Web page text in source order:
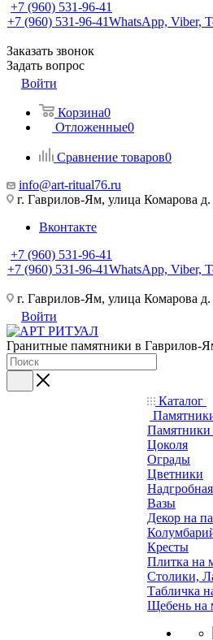
+7 (960) 531-96-41
+7 (960) 531-96-41WhatsApp, Viber,
Заказать звонок
Задать вопрос
Войти
Корзина0
Отложенные0
Сравнение товаров0
info@art-ritual76.ru
г. Гаврилов-Ям, улица Комарова д.
Вконтакте
+7 (960) 531-96-41
+7 (960) 531-96-41WhatsApp, Viber,
г. Гаврилов-Ям, улица Комарова д.
Войти
Гранитные памятники в Гаврилов-
Каталог
Памятники
Цоколя
Ограды
Цветники
Вазы
Декор на
Кресты
Плитка на
Столики,
Табличка
Щебень на